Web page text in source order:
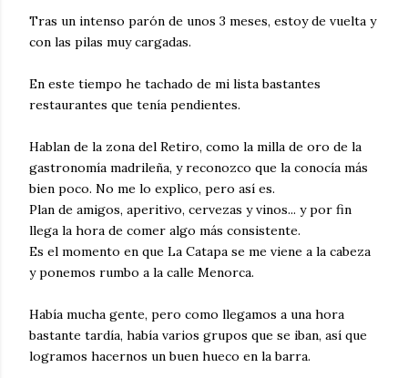
Tras un intenso parón de unos 3 meses, estoy de vuelta y
con las pilas muy cargadas.
En este tiempo he tachado de mi lista bastantes
restaurantes que tenía pendientes.
Hablan de la zona del Retiro, como la milla de oro de la
gastronomía madrileña, y reconozco que la conocía más
bien poco. No me lo explico, pero así es.
Plan de amigos, aperitivo, cervezas y vinos... y por fin
llega la hora de comer algo más consistente.
Es el momento en que La Catapa se me viene a la cabeza
y ponemos rumbo a la calle Menorca.
Había mucha gente, pero como llegamos a una hora
bastante tardía, había varios grupos que se iban, así que
logramos hacernos un buen hueco en la barra.